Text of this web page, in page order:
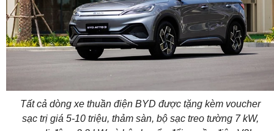
Tất cả dòng xe thuần điện BYD được tặng kèm voucher
sạc trị giá 5-10 triệu, thảm sàn, bộ sạc treo tường 7 kW,